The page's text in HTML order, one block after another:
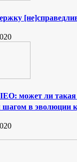
может ли
в эволюции